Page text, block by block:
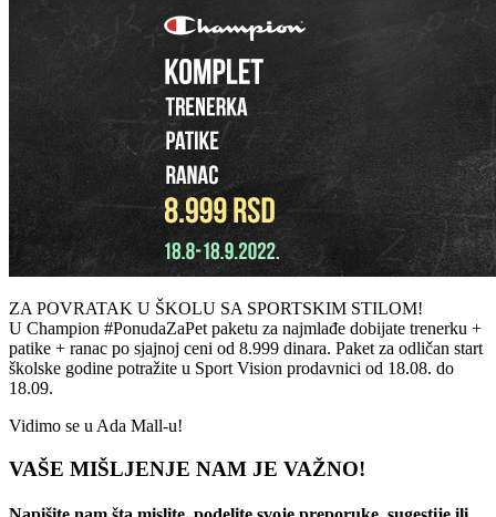
ZA POVRATAK U ŠKOLU SA SPORTSKIM STILOM!
U Champion #PonudaZaPet paketu za najmlađe dobijate trenerku +
patike + ranac po sjajnoj ceni od 8.999 dinara. Paket za odličan start
školske godine potražite u Sport Vision prodavnici od 18.08. do
18.09.
Vidimo se u Ada Mall-u!
VAŠE MIŠLJENJE NAM JE VAŽNO!